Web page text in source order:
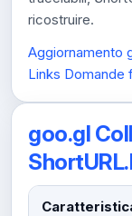
ricostruire.
Aggiornamento
Links Domande
goo.gl